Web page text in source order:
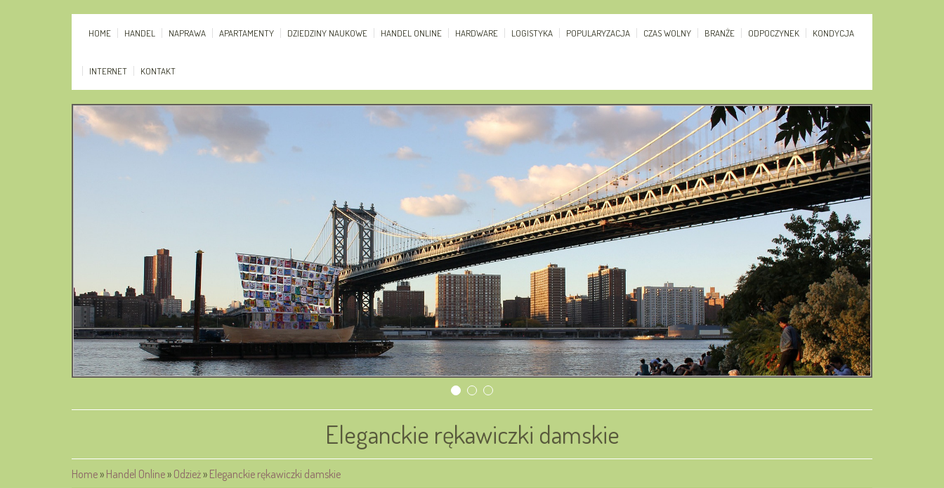
HOME HANDEL NAPRAWA APARTAMENTY DZIEDZINY NAUKOWE HANDEL ONLINE HARDWARE LOGISTYKA POPULARYZACJA CZAS WOLNY BRANŻE ODPOCZYNEK KONDYCJA
INTERNET KONTAKT
Eleganckie rękawiczki damskie
Home» Handel Online» Odzież» Eleganckie rękawiczki damskie